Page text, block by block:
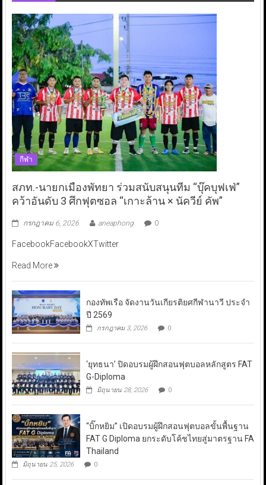
กีฬา
สภท.-นายกเมืองพัทยา ร่วมสนับสนุนทีม “บุ๊คบุฟเฟ่”
คว้าอันดับ 3 ศึกฟุตซอล “เกาะล้าน × นัควีย์ คัพ”
กรกฎาคม 6, 2026 aneaphong 0
FacebookFacebookXTwitter
Read More
กองทัพเรือ จัดงานวันเกียรติยศกีฬานาวี ประจำ
ปี 2569
กรกฎาคม 3, 2026 0
‘ยุทธนา’ ปิดอบรมผู้ฝึกสอนฟุตบอลหลักสูตร FAT
G-Diploma
มิถุนายน 28, 2026 0
“บิ๊กหยิม” เปิดอบรมผู้ฝึกสอนฟุตบอลขั้นพื้นฐาน
FAT G Diploma ยกระดับโค้ชไทยสู่มาตรฐาน FA
Thailand
มิถุนายน 25, 2026 0